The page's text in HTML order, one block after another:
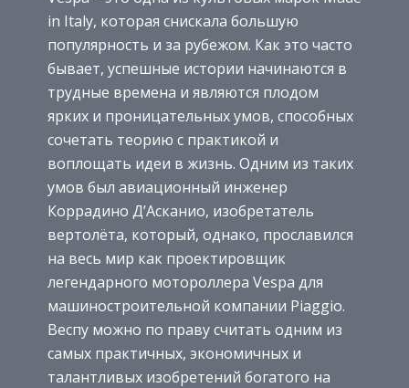
in Italy, которая снискала большую
популярность и за рубежом. Как это часто
бывает, успешные истории начинаются в
трудные времена и являются плодом
ярких и проницательных умов, способных
сочетать теорию с практикой и
воплощать идеи в жизнь. Одним из таких
умов был авиационный инженер
Коррадино Д’Асканио, изобретатель
вертолёта, который, однако, прославился
на весь мир как проектировщик
легендарного мотороллера Vespa для
машиностроительной компании Piaggio.
Веспу можно по праву считать одним из
самых практичных, экономичных и
талантливых изобретений богатого на